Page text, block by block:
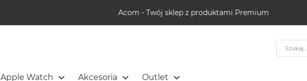
Acom - Twój sklep z produktami Premium
Apple Watch Akcesoria Outlet
Szukaj